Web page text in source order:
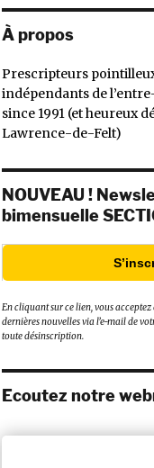
À propos
Prescripteurs
indépendants de
since 1991 (et heureux
Lawrence-de-Felt)
NOUVEAU !
bimensuelle
En cliquant sur ce lien, vous
dernières nouvelles via l’e-mail de
toute désinscription.
Ecoutez notre